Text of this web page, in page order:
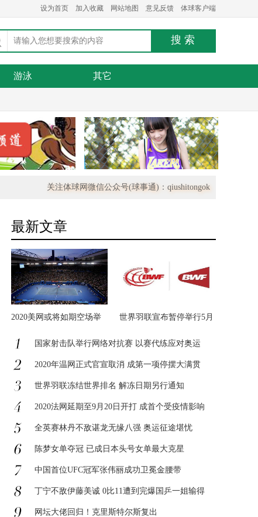
设为首页 加入收藏 网站地图 意见反馈 体球客户端
游泳 其它
关注体球网微信公众号(球事通)：qiushitongok
最新文章
2020美网或将如期空场举
办
世界羽联宣布暂停举行5月
国家射击队举行网络对抗赛 以赛代练应对奥运
2020年温网正式官宣取消 成第一项停摆大满贯
世界羽联冻结世界排名 解冻日期另行通知
2020法网延期至9月20日开打 成首个受疫情影响
全英赛林丹不敌谌龙无缘八强 奥运征途堪忧
陈梦女单夺冠 已成日本头号女单最大克星
中国首位UFC冠军张伟丽成功卫冕金腰带
丁宁不敌伊藤美诚 0比11遭到完爆国乒一姐输得
网坛大佬回归！克里斯特尔斯复出